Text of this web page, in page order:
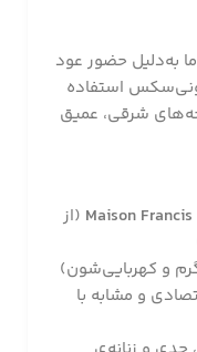
به‌دلیل حضور عود
استفاده
شرقی، عمیق
Maison (از
و کهربایی‌شون)
و مشابه با